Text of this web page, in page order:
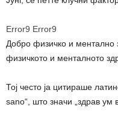
Error9 Error9
Добро физичко и ментално
физичкото и менталното
Тој често ја цитираше
sano“, што значи „здрав ум